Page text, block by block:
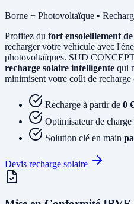
Borne + Photovoltaïque •
Profitez du fort ensoleillement
recharger votre véhicule avec
photovoltaïques. SUD
recharge solaire intelligente qui
minimisent votre coût de
Recharge à partir de 0
Optimisateur de charge
Solution clé en main
Devis recharge solaire